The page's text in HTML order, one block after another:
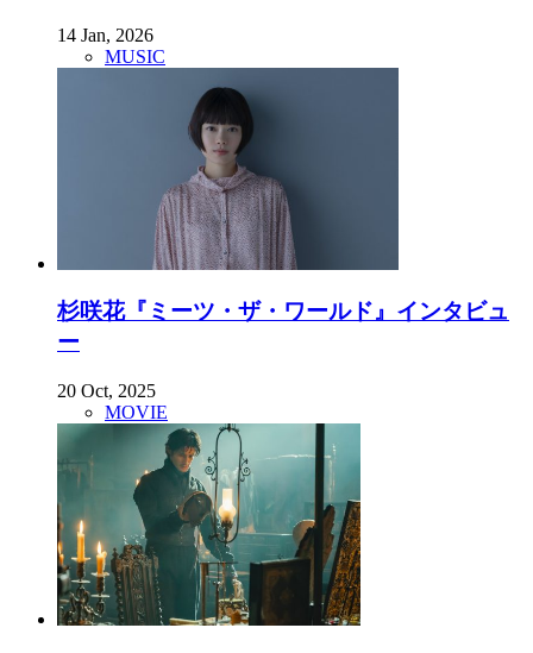
14 Jan, 2026
MUSIC
杉咲花『ミーツ・ザ・ワールド』インタビュ
ー
20 Oct, 2025
MOVIE